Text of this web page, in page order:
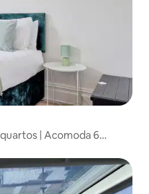
| Acomoda 6
hóspedes